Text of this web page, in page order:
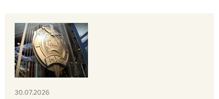
30.07.2026